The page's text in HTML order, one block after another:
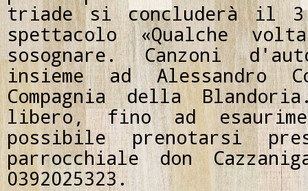
triade si concluderà il
spettacolo «Qualche
sosognare. Canzoni
insieme ad Alessandro
Compagnia della
libero, fino ad
possibile prenotarsi
parrocchiale don
0392025323.